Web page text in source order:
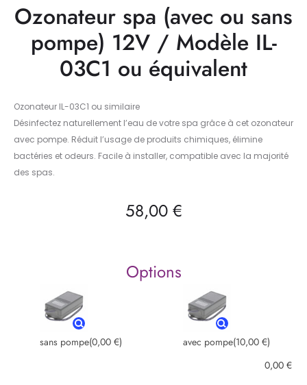
Ozonateur spa (avec ou sans
pompe) 12V / Modèle IL-
03C1 ou équivalent
Ozonateur IL-03C1 ou similaire
Désinfectez naturellement l’eau de votre spa grâce à cet ozonateur
avec pompe. Réduit l’usage de produits chimiques, élimine
bactéries et odeurs. Facile à installer, compatible avec la majorité
des spas.
58,00 €
Options
sans pompe(0,00 €) avec pompe(10,00 €)
0,00 €